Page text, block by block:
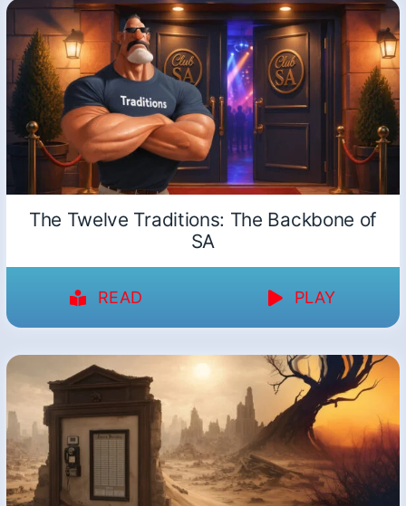
The Twelve Traditions: The Backbone of
SA
READ PLAY